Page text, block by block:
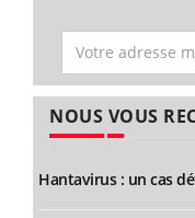
NOUS VOUS
Hantavirus : un cas